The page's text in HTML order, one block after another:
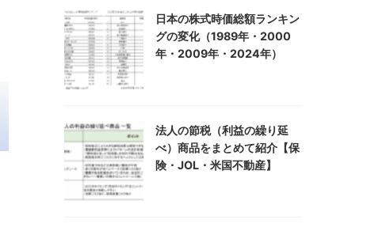
日本の株式時価総額ランキン
グの変化（1989年・2000
年・2009年・2024年）
法人の節税（利益の繰り延
べ）商品をまとめて紹介【保
険・JOL・米国不動産】